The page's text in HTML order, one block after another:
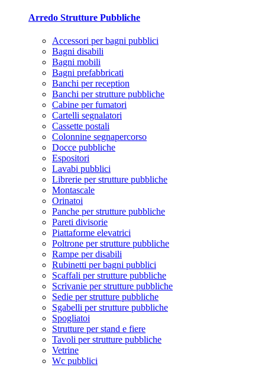
Arredo Strutture Pubbliche
Accessori per bagni pubblici
Bagni disabili
Bagni mobili
Bagni prefabbricati
Banchi per reception
Banchi per strutture pubbliche
Cabine per fumatori
Cartelli segnalatori
Cassette postali
Colonnine segnapercorso
Docce pubbliche
Espositori
Lavabi pubblici
Librerie per strutture pubbliche
Montascale
Orinatoi
Panche per strutture pubbliche
Pareti divisorie
Piattaforme elevatrici
Poltrone per strutture pubbliche
Rampe per disabili
Rubinetti per bagni pubblici
Scaffali per strutture pubbliche
Scrivanie per strutture pubbliche
Sedie per strutture pubbliche
Sgabelli per strutture pubbliche
Spogliatoi
Strutture per stand e fiere
Tavoli per strutture pubbliche
Vetrine
Wc pubblici